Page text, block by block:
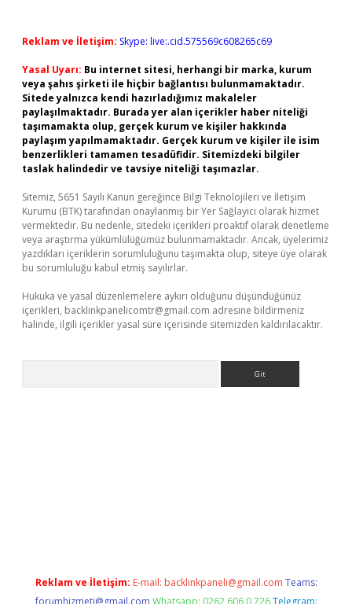
Reklam ve İletişim: Skype: live:.cid.575569c608265c69
Yasal Uyarı: Bu internet sitesi, herhangi bir marka, kurum
veya şahıs şirketi ile hiçbir bağlantısı bulunmamaktadır.
Sitede yalnızca kendi hazırladığımız makaleler
paylaşılmaktadır. Burada yer alan içerikler haber niteliği
taşımamakta olup, gerçek kurum ve kişiler hakkında
paylaşım yapılmamaktadır. Gerçek kurum ve kişiler ile isim
benzerlikleri tamamen tesadüfidir. Sitemizdeki bilgiler
taslak halindedir ve tavsiye niteliği taşımazlar.
Sitemiz, 5651 Sayılı Kanun gereğince Bilgi Teknolojileri ve İletişim
Kurumu (BTK) tarafından onaylanmış bir Yer Sağlayıcı olarak hizmet
vermektedir. Bu nedenle, sitedeki içerikleri proaktif olarak denetleme
veya araştırma yükümlülüğümüz bulunmamaktadır. Ancak, üyelerimiz
yazdıkları içeriklerin sorumluluğunu taşımakta olup, siteye üye olarak
bu sorumluluğu kabul etmiş sayılırlar.
Hukuka ve yasal düzenlemelere aykırı olduğunu düşündüğünüz
içerikleri, backlinkpanelicomtr@gmail.com adresine bildirmeniz
halinde, ilgili içerikler yasal süre içerisinde sitemizden kaldırılacaktır.
Reklam ve İletişim: E-mail: backlinkpaneli@gmail.com Teams:
forumhizmeti@gmail.com Whatsapp: 0262 606 0 726 Telegram: